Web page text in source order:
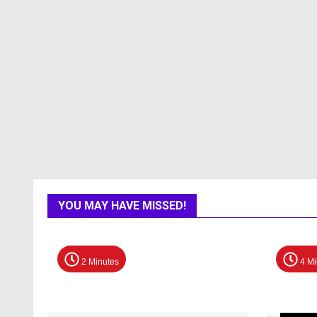
YOU MAY HAVE MISSED!
2 Minutes 4